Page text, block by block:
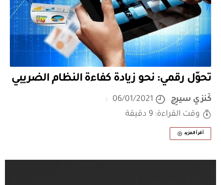
تحوّل رقمي: نحو زيادة كفاءة النظام الضريبي
كَنزي سيرِج
06/01/2021
وقت القراءة: 9 دقيقة
أقرأ المزيد